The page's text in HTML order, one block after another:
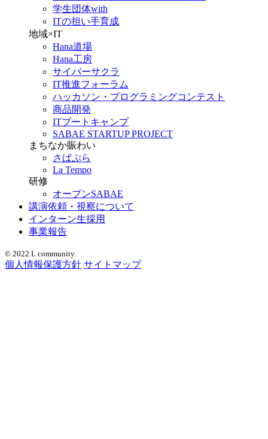
学生団体with
ITの担い手育成
地域×IT
Hana道場
Hana工房
サイバーサクラ
IT推進フォーラム
ハッカソン・プログラミングコンテスト
商品開発
ITブートキャンプ
SABAE STARTUP PROJECT
まちなか賑わい
さばぷら
La Tempo
研修
オープンSABAE
講演依頼・視察について
インターン生採用
事業報告
© 2022 L community.
個人情報保護方針 サイトマップ